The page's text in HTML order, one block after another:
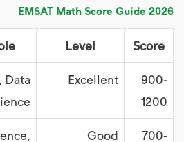
EMSAT Math Score Guide 2026
Score
Level
900-
1200
Excellent
Data
700-
Good